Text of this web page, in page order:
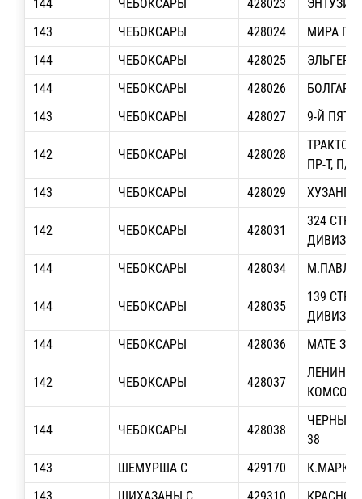
144
ЧЕБОКСАРЫ 428023
143
ЧЕБОКСАРЫ 428024
МИРА ПР-
144
ЧЕБОКСАРЫ 428025
144
ЧЕБОКСАРЫ 428026
143
ЧЕБОКСАРЫ 428027 9-Й
142 ЧЕБОКСАРЫ 428028
ПР-Т, П/
143
ЧЕБОКСАРЫ 428029
142 ЧЕБОКСАРЫ 428031
324
144
ЧЕБОКСАРЫ 428034
144 ЧЕБОКСАРЫ 428035
139
144
ЧЕБОКСАРЫ 428036 МАТЕ
142 ЧЕБОКСАРЫ 428037
144 ЧЕБОКСАРЫ 428038
38
143
ШЕМУРША С 429170